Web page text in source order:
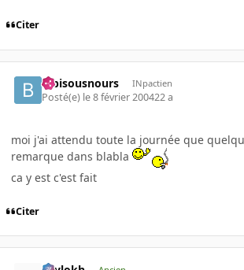
Citer
bibisousnours INpactien
Posté(e) le 8 février 200422 a
moi j'ai attendu toute la journée que
remarque dans blabla
ca y est c'est fait
Citer